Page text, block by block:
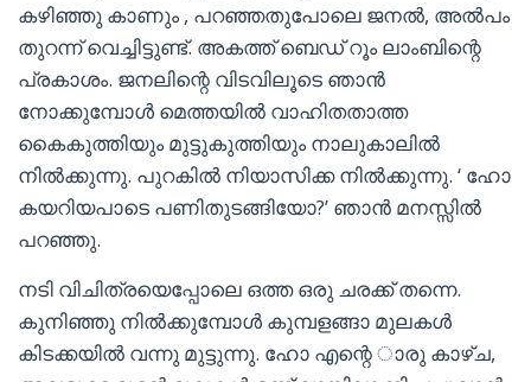
കഴിഞ്ഞു കാണും , പറഞ്ഞതുപോലെ ജനൽ, അൽപം
തുറന്ന് വെച്ചിട്ടുണ്ട്. അകത്ത് ബെഡ് റൂം ലാംബിന്റെ
പ്രകാശം. ജനലിന്റെ വിടവിലൂടെ ഞാൻ
നോക്കുമ്പോൾ മെത്തയിൽ വാഹിതതാത്ത
കൈകുത്തിയും മുട്ടുകുത്തിയും നാലുകാലിൽ
നിൽക്കുന്നു. പുറകിൽ നിയാസിക്ക നിൽക്കുന്നു. ‘ ഹോ
കയറിയപാടെ പണിതുടങ്ങിയോ?’ ഞാൻ മനസ്സിൽ
പറഞ്ഞു.
നടി വിചിത്രയെപ്പോലെ ഒത്ത ഒരു ചരക്ക് തന്നെ.
കുനിഞ്ഞു നിൽക്കുമ്പോൾ കുമ്പളങ്ങാ മുലകൾ
കിടക്കയിൽ വന്നു മുട്ടുന്നു. ഹോ എന്റെ ാരു കാഴ്ച,